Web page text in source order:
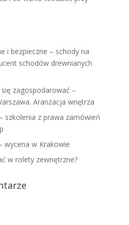
i bezpieczne – schody na
schodów drewnianych
zagospodarować –
Aranżacja wnętrza
szkolenia z prawa zamówień
wycena w Krakowie
w rolety zewnętrzne?